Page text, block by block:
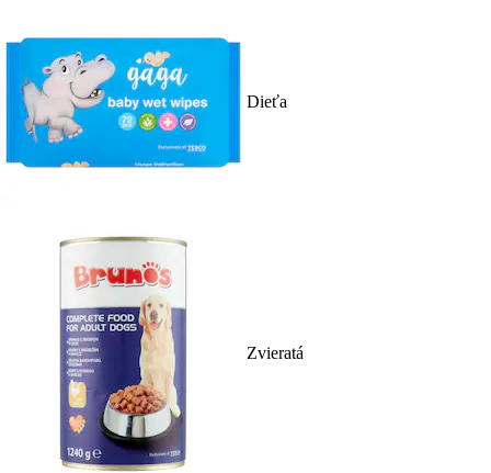
Dieťa
Zvieratá